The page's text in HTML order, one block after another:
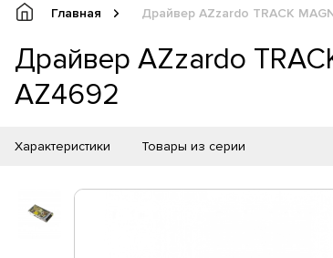
Главная Драйвер AZzardo TRACK
Драйвер AZzardo
AZ4692
Характеристики Товары из серии